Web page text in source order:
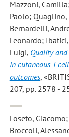
Mazzoni,
Paolo; Quaglino,
Bernardelli,
Leonardo;
Luigi, Quality
in cutaneous T-
outcomes,
207, pp. 2578 -
Loseto,
Broccoli,